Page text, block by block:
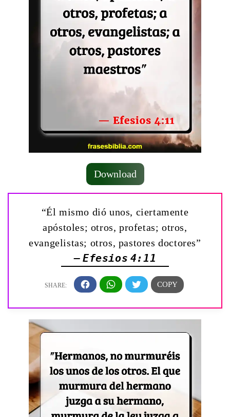
Download
“Él mismo dió unos, ciertamente
apóstoles; otros, profetas; otros,
evangelistas; otros, pastores doctores”
— Efesios 4:11